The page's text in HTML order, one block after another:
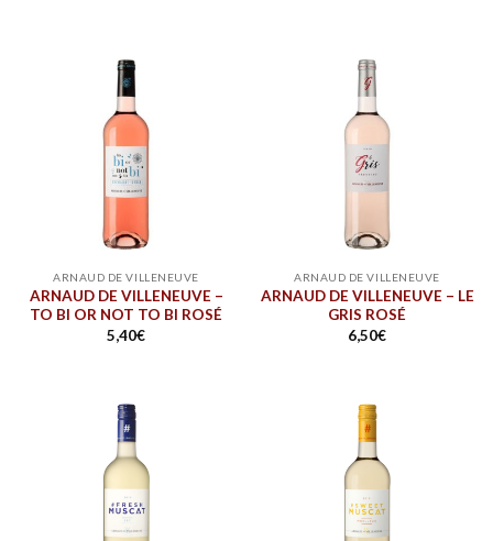
ARNAUD DE VILLENEUVE
ARNAUD DE VILLENEUVE –
TO BI OR NOT TO BI ROSÉ
5,40€
ARNAUD DE VILLENEUVE
ARNAUD DE VILLENEUVE – LE
GRIS ROSÉ
6,50€